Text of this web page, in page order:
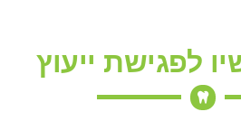
לפגישת ייעוץ